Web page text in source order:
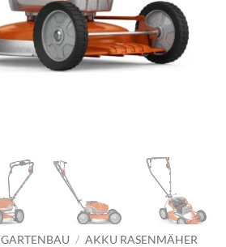
GARTENBAU / AKKU RASENMÄHER